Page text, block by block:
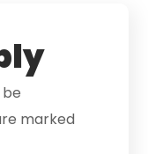
marked